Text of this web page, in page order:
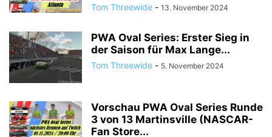
Tom Threewide - 13. November 2024
PWA Oval Series: Erster Sieg in
der Saison für Max Lange...
Tom Threewide - 5. November 2024
Vorschau PWA Oval Series Runde
3 von 13 Martinsville (NASCAR-
Fan Store...